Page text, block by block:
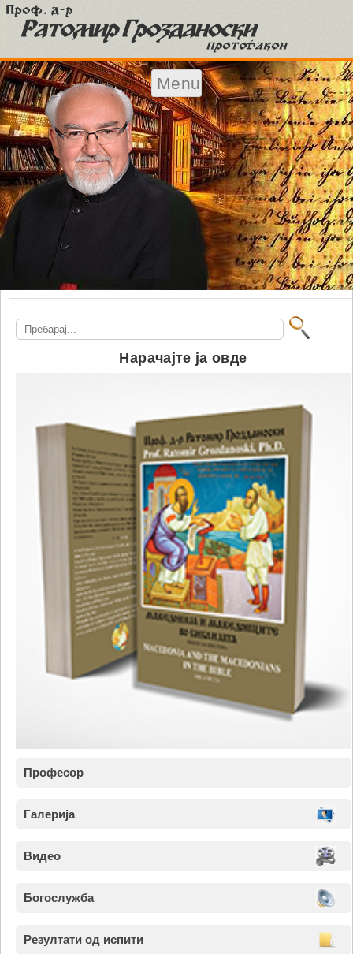
Menu
Skip to content
Search
for:
Нарачајте ја овде
Професор
Галерија
Видео
Богослужба
Резултати од испити